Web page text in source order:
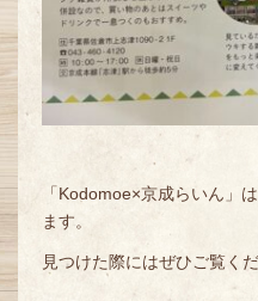
「Kodomoe×京成らいん」
ます。
見つけた際にはぜひご覧く